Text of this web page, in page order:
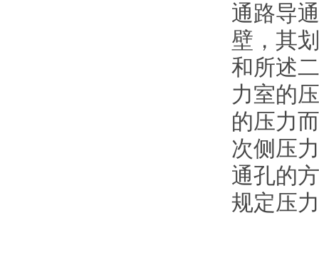
通路导
壁，其
和所述
力室的
的压力
次侧压
通孔的
规定压